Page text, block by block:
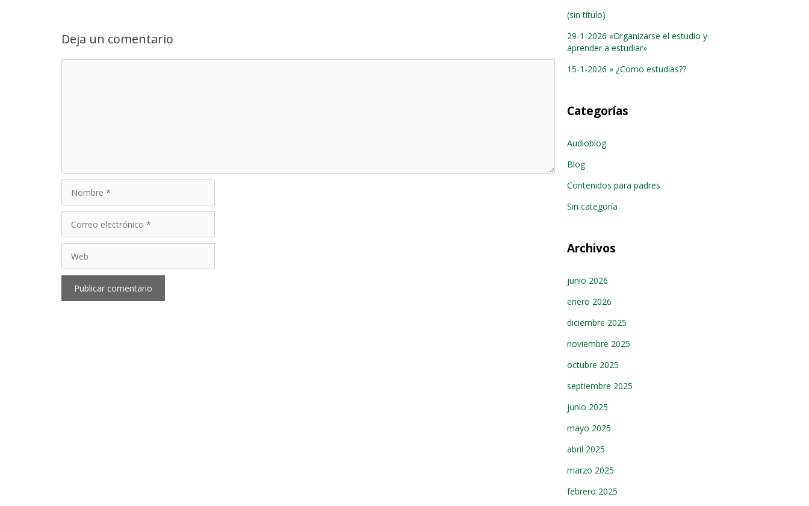
Deja un comentario
electrónico
(sin título)
29-1-2026 «Organizarse el estudio y
aprender a estudiar»
15-1-2026 » ¿Como estudias??
Categorías
Audioblog
Blog
Contenidos para padres
Sin categoría
Archivos
junio 2026
enero 2026
diciembre 2025
noviembre 2025
octubre 2025
septiembre 2025
junio 2025
mayo 2025
abril 2025
marzo 2025
febrero 2025